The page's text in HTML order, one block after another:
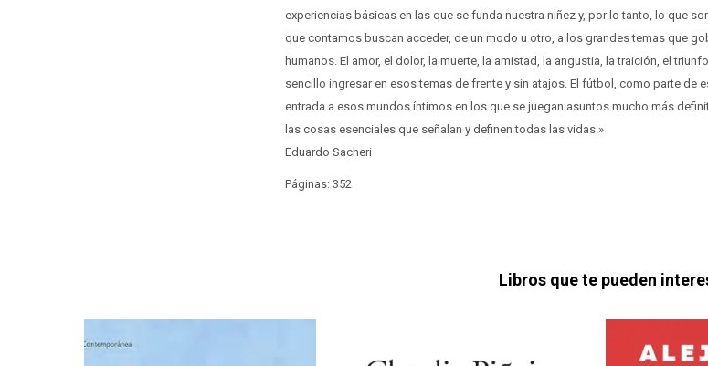
experiencias básicas en las que se funda nuestra niñez y, por lo tanto, lo que
que contamos buscan acceder, de un modo u otro, a los grandes temas que
humanos. El amor, el dolor, la muerte, la amistad, la angustia, la traición, el
sencillo ingresar en esos temas de frente y sin atajos. El fútbol, como parte de
entrada a esos mundos íntimos en los que se juegan asuntos mucho más
las cosas esenciales que señalan y definen todas las vidas.»
Eduardo Sacheri
Páginas: 352
Libros que te pueden